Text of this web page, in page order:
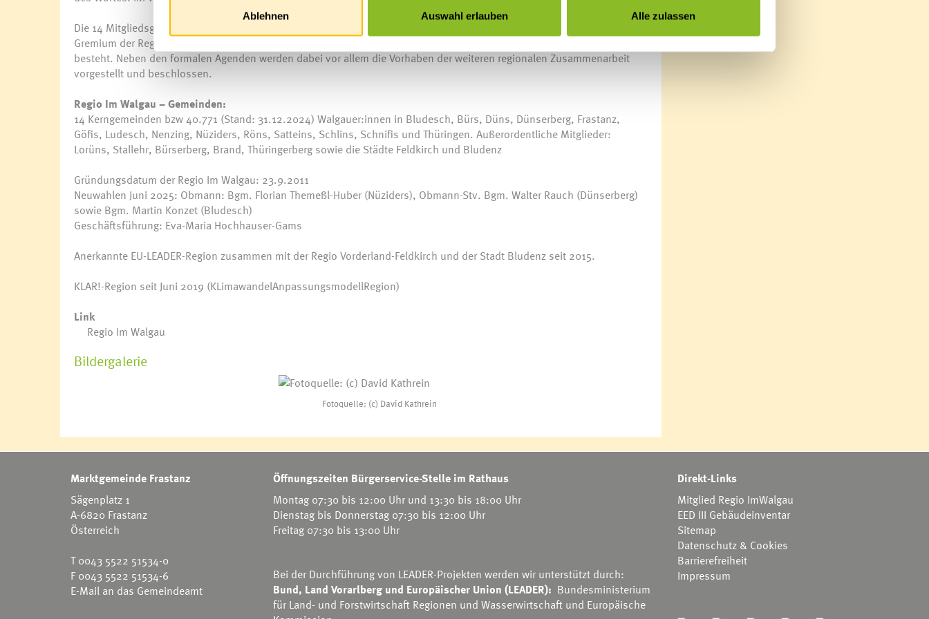
Ablehnen Auswahl erlauben Alle zulassen
Die 14 Mitgliedsgemeinden des Vereins „Regio Im Walgau" entsenden von ihnen delegierte Gemeindemandatare in das
Gremium der Regio-Vollversammlung. Mindestens einmal pro Jahr tagt dieses Gremium, das aus 69 Vertreter:innen
besteht. Neben den formalen Agenden werden dabei vor allem die Vorhaben der weiteren regionalen Zusammenarbeit
vorgestellt und beschlossen.
Regio Im Walgau – Gemeinden:
14 Kerngemeinden bzw 40.771 (Stand: 31.12.2024) Walgauer:innen in Bludesch, Bürs, Düns, Dünserberg, Frastanz,
Göfis, Ludesch, Nenzing, Nüziders, Röns, Satteins, Schlins, Schnifis und Thüringen. Außerordentliche Mitglieder:
Lorüns, Stallehr, Bürserberg, Brand, Thüringerberg sowie die Städte Feldkirch und Bludenz
Gründungsdatum der Regio Im Walgau: 23.9.2011
Neuwahlen Juni 2025: Obmann: Bgm. Florian Themeßl-Huber (Nüziders), Obmann-Stv. Bgm. Walter Rauch (Dünserberg)
sowie Bgm. Martin Konzet (Bludesch)
Geschäftsführung: Eva-Maria Hochhauser-Gams
Anerkannte EU-LEADER-Region zusammen mit der Regio Vorderland-Feldkirch und der Stadt Bludenz seit 2015.
KLAR!-Region seit Juni 2019 (KLimawandelAnpassungsmodellRegion)
Link
Regio Im Walgau
Bildergalerie
Fotoquelle: (c) David Kathrein
Marktgemeinde Frastanz
Sägenplatz 1
A-6820 Frastanz
Österreich
T0043 5522 51534-0
F 0043 5522 51534-6
E-Mail an das Gemeindeamt
Öffnungszeiten Bürgerservice-Stelle im Rathaus
Montag 07:30 bis 12:00 Uhr und 13:30 bis 18:00 Uhr
Dienstag bis Donnerstag 07:30 bis 12:00 Uhr
Freitag 07:30 bis 13:00 Uhr
Bei der Durchführung von LEADER-Projekten werden wir unterstützt durch:
Bund, Land Vorarlberg und Europäischer Union (LEADER): Bundesministerium
für Land- und Forstwirtschaft Regionen und Wasserwirtschaftund Europäische
Direkt-Links
Mitglied Regio ImWalgau
EED III Gebäudeinventar
Sitemap
Datenschutz & Cookies
Barrierefreiheit
Impressum